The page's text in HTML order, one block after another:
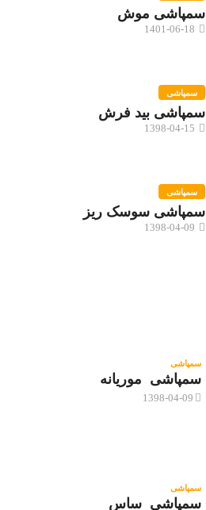
سمپاشی موش
سمپاشی
سمپاشی بید فرش
سمپاشی
سمپاشی سوسک ریز
سمپاشی
سمپاشی موریانه
1398-04-09
سمپاشی
سمپاشی ساس